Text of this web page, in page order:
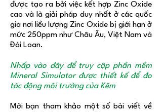
được tạo ra bởi việc kết hợp Zinc Oxide
cao và là giải pháp duy nhất ở các quốc
gia nơi liều lượng Zinc Oxide bị giới hạn ở
mức 250ppm như Châu Âu, Việt Nam và
Đài Loan.
Nhấp vào đây để truy cập phần mềm
Mineral Simulator được thiết kế để đo
tác động môi trường của Kẽm
Mời bạn tham khảo một số bài viết về